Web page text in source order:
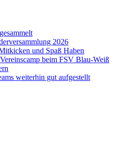
2026
und Spaß Haben
beim FSV Blau-Weiß
weiterhin gut aufgestellt